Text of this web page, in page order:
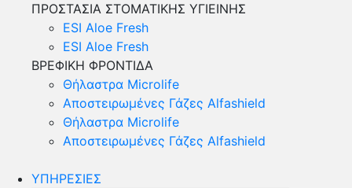
ΠΡΟΣΤΑΣΙΑ ΣΤΟΜΑΤΙΚΗΣ ΥΓΙΕΙΝΗΣ
ESI Αloe Fresh
ESI Αloe Fresh
ΒΡΕΦΙΚΗ ΦΡΟΝΤΙΔΑ
Θήλαστρα Microlife
Αποστειρωμένες Γάζες Alfashield
Θήλαστρα Microlife
Αποστειρωμένες Γάζες Alfashield
ΥΠΗΡΕΣΙΕΣ